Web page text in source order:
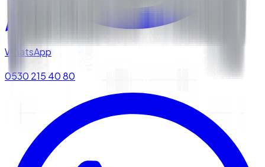
WhatsApp
0530 215 40 80